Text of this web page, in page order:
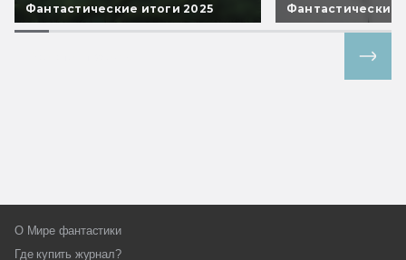
Фантастические итоги 2025 Фантастические
О Мире фантастики
Где купить журнал?